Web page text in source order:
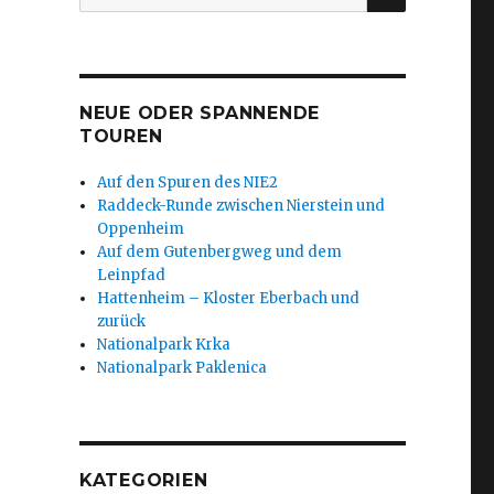
nach:
NEUE ODER SPANNENDE
TOUREN
Auf den Spuren des NIE2
Raddeck-Runde zwischen Nierstein und
Oppenheim
Auf dem Gutenbergweg und dem
Leinpfad
Hattenheim – Kloster Eberbach und
zurück
Nationalpark Krka
Nationalpark Paklenica
KATEGORIEN